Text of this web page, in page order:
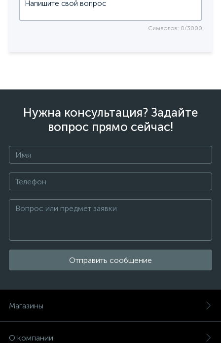
Символов: 0/3000
Нужна консультация? Задайте
вопрос прямо сейчас!
Отправить сообщение
Магазины
О компании